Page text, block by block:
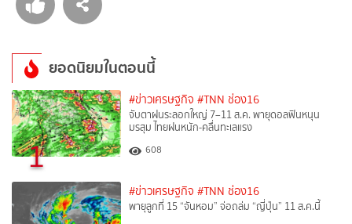
ยอดนิยมในตอนนี้
1
#ข่าวเศรษฐกิจ #TNN ช่อง16
จับตาฝนระลอกใหญ่ 7–11 ส.ค. พายุดอลฟินหนุน
มรสุม ไทยฝนหนัก-คลื่นทะเลแรง
608
#ข่าวเศรษฐกิจ #TNN ช่อง16
พายุลูกที่ 15 “จันหอม” จ่อถล่ม “ญี่ปุ่น” 11 ส.ค.นี้